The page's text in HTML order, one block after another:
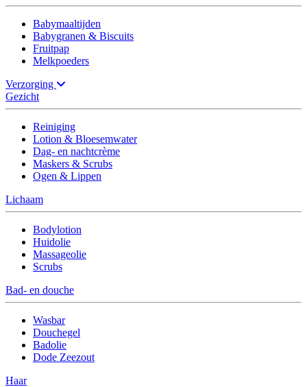
Babymaaltijden
Babygranen & Biscuits
Fruitpap
Melkpoeders
Verzorging
Gezicht
Reiniging
Lotion & Bloesemwater
Dag- en nachtcrème
Maskers & Scrubs
Ogen & Lippen
Lichaam
Bodylotion
Huidolie
Massageolie
Scrubs
Bad- en douche
Wasbar
Douchegel
Badolie
Dode Zeezout
Haar